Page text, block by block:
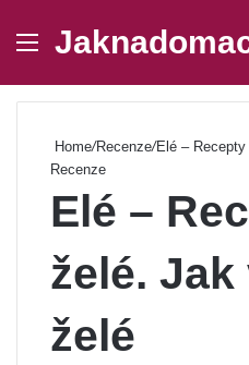
Menu
Home/Recenze/Elé –
Recenze
Elé –
želé.
želé